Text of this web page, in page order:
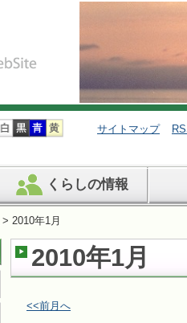
サイトマップ
くらしの情報
> 2010年1月
2010年1月
<<前月へ